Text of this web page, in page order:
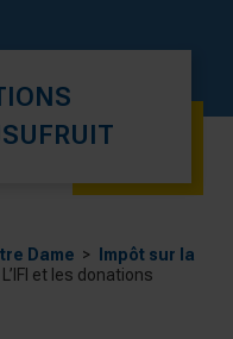
Dame
Impôt sur la
L’IFI et les donations